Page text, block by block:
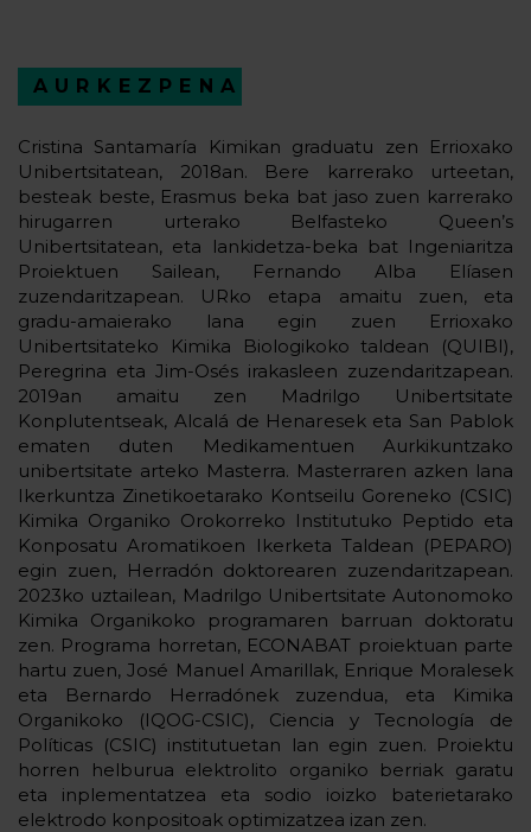
AURKEZPENA
Cristina Santamaría Kimikan graduatu zen Errioxako
Unibertsitatean, 2018an. Bere karrerako urteetan,
besteak beste, Erasmus beka bat jaso zuen karrerako
hirugarren urterako Belfasteko Queen’s
Unibertsitatean, eta lankidetza-beka bat Ingeniaritza
Proiektuen Sailean, Fernando Alba Elíasen
zuzendaritzapean. URko etapa amaitu zuen, eta
gradu-amaierako lana egin zuen Errioxako
Unibertsitateko Kimika Biologikoko taldean (QUIBI),
Peregrina eta Jim-Osés irakasleen zuzendaritzapean.
2019an amaitu zen Madrilgo Unibertsitate
Konplutentseak, Alcalá de Henaresek eta San Pablok
ematen duten Medikamentuen Aurkikuntzako
unibertsitate arteko Masterra. Masterraren azken lana
Ikerkuntza Zinetikoetarako Kontseilu Goreneko (CSIC)
Kimika Organiko Orokorreko Institutuko Peptido eta
Konposatu Aromatikoen Ikerketa Taldean (PEPARO)
egin zuen, Herradón doktorearen zuzendaritzapean.
2023ko uztailean, Madrilgo Unibertsitate Autonomoko
Kimika Organikoko programaren barruan doktoratu
zen. Programa horretan, ECONABAT proiektuan parte
hartu zuen, José Manuel Amarillak, Enrique Moralesek
eta Bernardo Herradónek zuzendua, eta Kimika
Organikoko (IQOG-CSIC), Ciencia y Tecnología de
Políticas (CSIC) institutuetan lan egin zuen. Proiektu
horren helburua elektrolito organiko berriak garatu
eta inplementatzea eta sodio ioizko baterietarako
elektrodo konpositoak optimizatzea izan zen.